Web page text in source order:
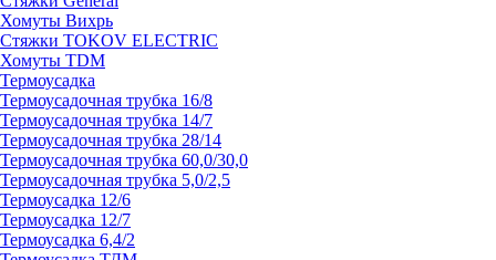
Хомуты Вихрь
Стяжки TOKOV ELECTRIC
Хомуты TDM
Термоусадка
Термоусадочная трубка 16/8
Термоусадочная трубка 14/7
Термоусадочная трубка 28/14
Термоусадочная трубка 60,0/30,0
Термоусадочная трубка 5,0/2,5
Термоусадка 12/6
Термоусадка 12/7
Термоусадка 6,4/2